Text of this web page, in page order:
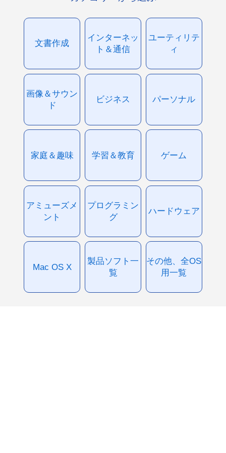
文書作成
インターネッ
ト＆通信
ユーティリテ
ィ
画像＆サウン
ド
ビジネス パーソナル
家庭＆趣味 学習＆教育 ゲーム
アミューズメ
ント
プログラミン
グ
ハードウェア
Mac OS X
製品ソフト一
覧
その他、全OS
用一覧